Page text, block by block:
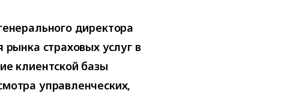
директора
страховых услуг в
клиентской базы
управленческих,